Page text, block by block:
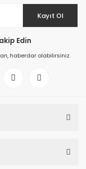
Kayıt Ol
Edin
haberdar olabilirsiniz.